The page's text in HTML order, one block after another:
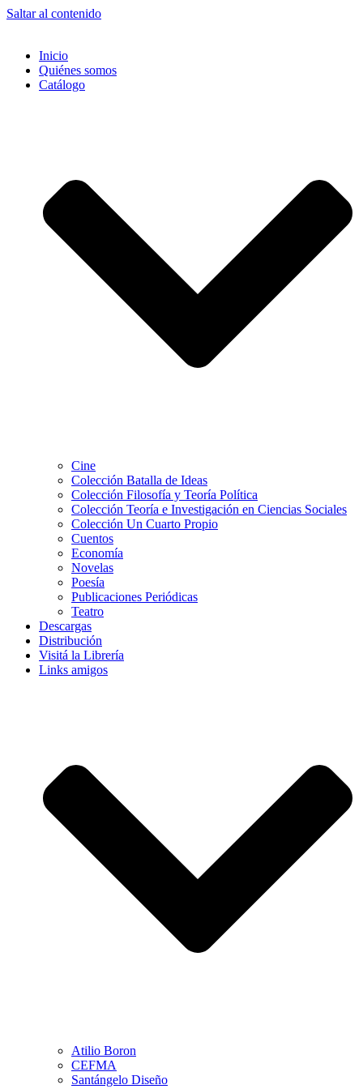
Saltar al contenido
Inicio
Quiénes somos
Catálogo
Cine
Colección Batalla de Ideas
Colección Filosofía y Teoría Política
Colección Teoría e Investigación en Ciencias Sociales
Colección Un Cuarto Propio
Cuentos
Economía
Novelas
Poesía
Publicaciones Periódicas
Teatro
Descargas
Distribución
Visitá la Librería
Links amigos
Atilio Boron
CEFMA
Santángelo Diseño